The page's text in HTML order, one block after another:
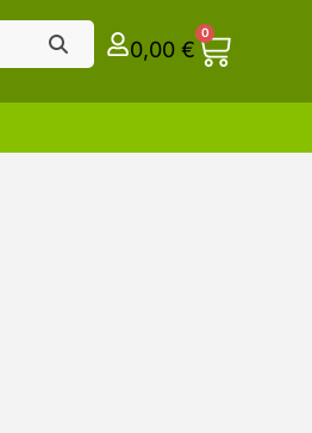
0,00 €
0